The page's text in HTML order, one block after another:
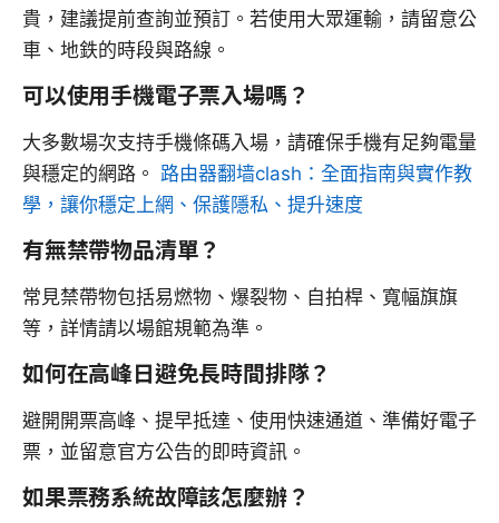
貴，建議提前查詢並預訂。若使用大眾運輸，請留意公
車、地鉄的時段與路線。
可以使用手機電子票入場嗎？
大多數場次支持手機條碼入場，請確保手機有足夠電量
與穩定的網路。 路由器翻墙clash：全面指南與實作教
學，讓你穩定上網、保護隱私、提升速度
有無禁帶物品清單？
常見禁帶物包括易燃物、爆裂物、自拍桿、寬幅旗旗
等，詳情請以場館規範為準。
如何在高峰日避免長時間排隊？
避開開票高峰、提早抵達、使用快速通道、準備好電子
票，並留意官方公告的即時資訊。
如果票務系統故障該怎麼辦？